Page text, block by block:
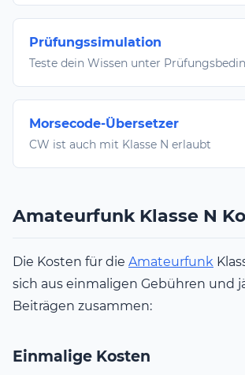
Prüfungssimulation
Teste dein Wissen unter
Morsecode-Übersetzer
CW ist auch mit Klasse N erlaubt
Amateurfunk Klasse N
Die Kosten für die Amateurfunk
sich aus einmaligen Gebühren und
Beiträgen zusammen:
Einmalige Kosten